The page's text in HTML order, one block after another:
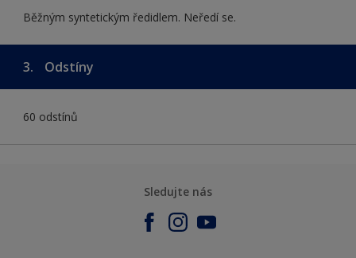
Běžným syntetickým ředidlem. Neředí se.
3. Odstíny
60 odstínů
Sledujte nás